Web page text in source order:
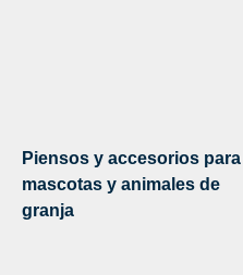
Piensos y accesorios para
mascotas y animales de
granja